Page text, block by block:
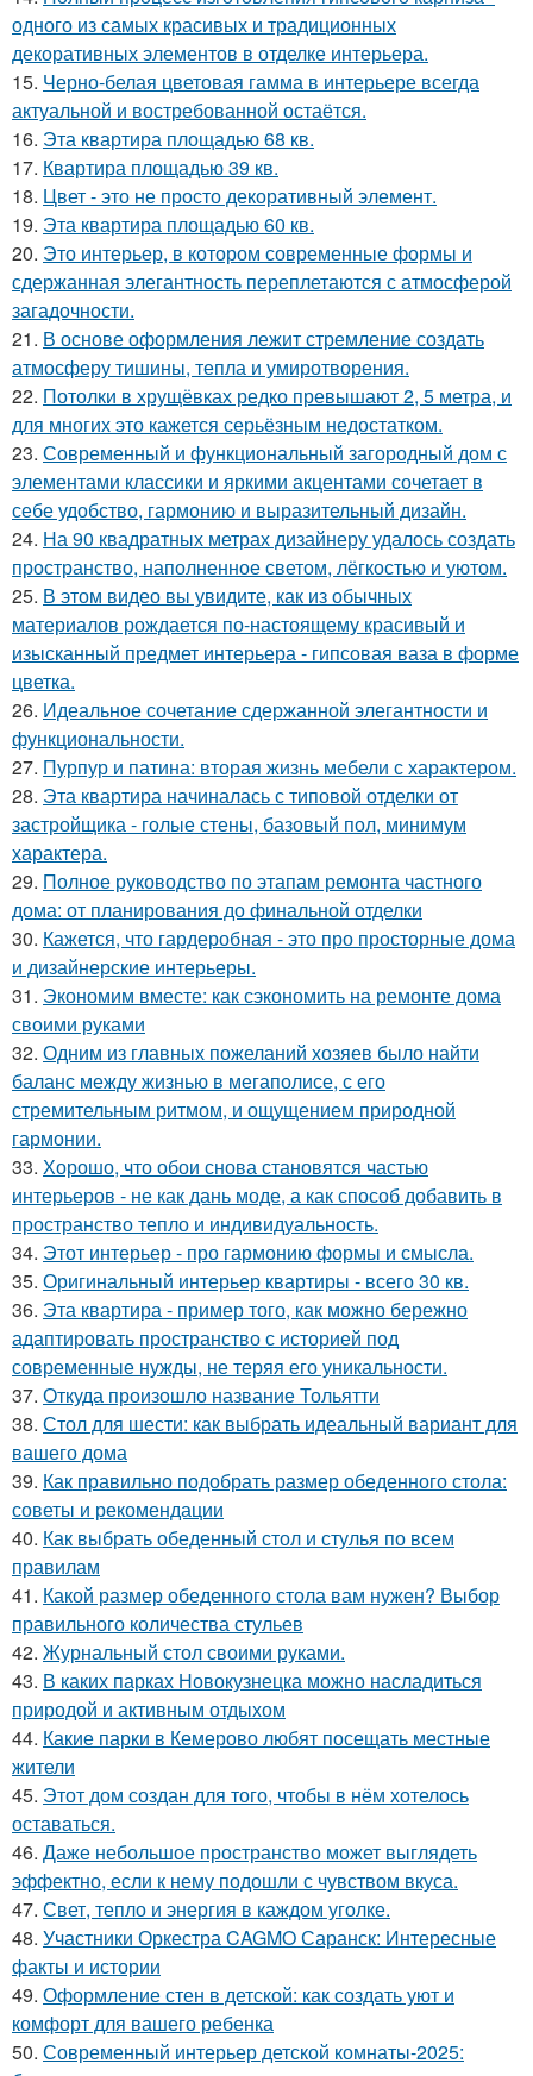
одного из самых красивых и традиционных
декоративных элементов в отделке интерьера.
15. Черно-белая цветовая гамма в интерьере всегда
актуальной и востребованной остаётся.
16. Эта квартира площадью 68 кв.
17. Квартира площадью 39 кв.
18. Цвет - это не просто декоративный элемент.
19. Эта квартира площадью 60 кв.
20. Это интерьер, в котором современные формы и
сдержанная элегантность переплетаются с атмосферой
загадочности.
21. В основе оформления лежит стремление создать
атмосферу тишины, тепла и умиротворения.
22. Потолки в хрущёвках редко превышают 2, 5 метра, и
для многих это кажется серьёзным недостатком.
23. Современный и функциональный загородный дом с
элементами классики и яркими акцентами сочетает в
себе удобство, гармонию и выразительный дизайн.
24. На 90 квадратных метрах дизайнеру удалось создать
пространство, наполненное светом, лёгкостью и уютом.
25. В этом видео вы увидите, как из обычных
материалов рождается по-настоящему красивый и
изысканный предмет интерьера - гипсовая ваза в форме
цветка.
26. Идеальное сочетание сдержанной элегантности и
функциональности.
27. Пурпур и патина: вторая жизнь мебели с характером.
28. Эта квартира начиналась с типовой отделки от
застройщика - голые стены, базовый пол, минимум
характера.
29. Полное руководство по этапам ремонта частного
дома: от планирования до финальной отделки
30. Кажется, что гардеробная - это про просторные дома
и дизайнерские интерьеры.
31. Экономим вместе: как сэкономить на ремонте дома
своими руками
32. Одним из главных пожеланий хозяев было найти
баланс между жизнью в мегаполисе, с его
стремительным ритмом, и ощущением природной
гармонии.
33. Хорошо, что обои снова становятся частью
интерьеров - не как дань моде, а как способ добавить в
пространство тепло и индивидуальность.
34. Этот интерьер - про гармонию формы и смысла.
35. Оригинальный интерьер квартиры - всего 30 кв.
36. Эта квартира - пример того, как можно бережно
адаптировать пространство с историей под
современные нужды, не теряя его уникальности.
37. Откуда произошло название Тольятти
38. Стол для шести: как выбрать идеальный вариант для
вашего дома
39. Как правильно подобрать размер обеденного стола:
советы и рекомендации
40. Как выбрать обеденный стол и стулья по всем
правилам
41. Какой размер обеденного стола вам нужен? Выбор
правильного количества стульев
42. Журнальный стол своими руками.
43. В каких парках Новокузнецка можно насладиться
природой и активным отдыхом
44. Какие парки в Кемерово любят посещать местные
жители
45. Этот дом создан для того, чтобы в нём хотелось
оставаться.
46. Даже небольшое пространство может выглядеть
эффектно, если к нему подошли с чувством вкуса.
47. Свет, тепло и энергия в каждом уголке.
48. Участники Оркестра CAGMO Саранск: Интересные
факты и истории
49. Оформление стен в детской: как создать уют и
комфорт для вашего ребенка
50. Современный интерьер детской комнаты-2025: